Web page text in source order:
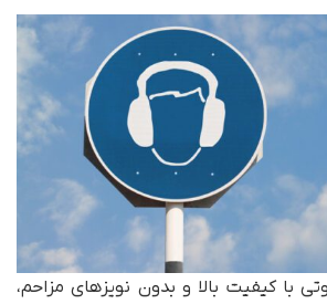
با کیفیت بالا و بدون نویزهای مزاحم،